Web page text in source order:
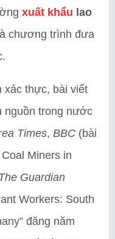
xuất khẩu lao
chương trình đưa
xác thực, bài viết
nguồn trong nước
Times, BBC (bài
Miners in
Guardian
Workers: South
đăng năm